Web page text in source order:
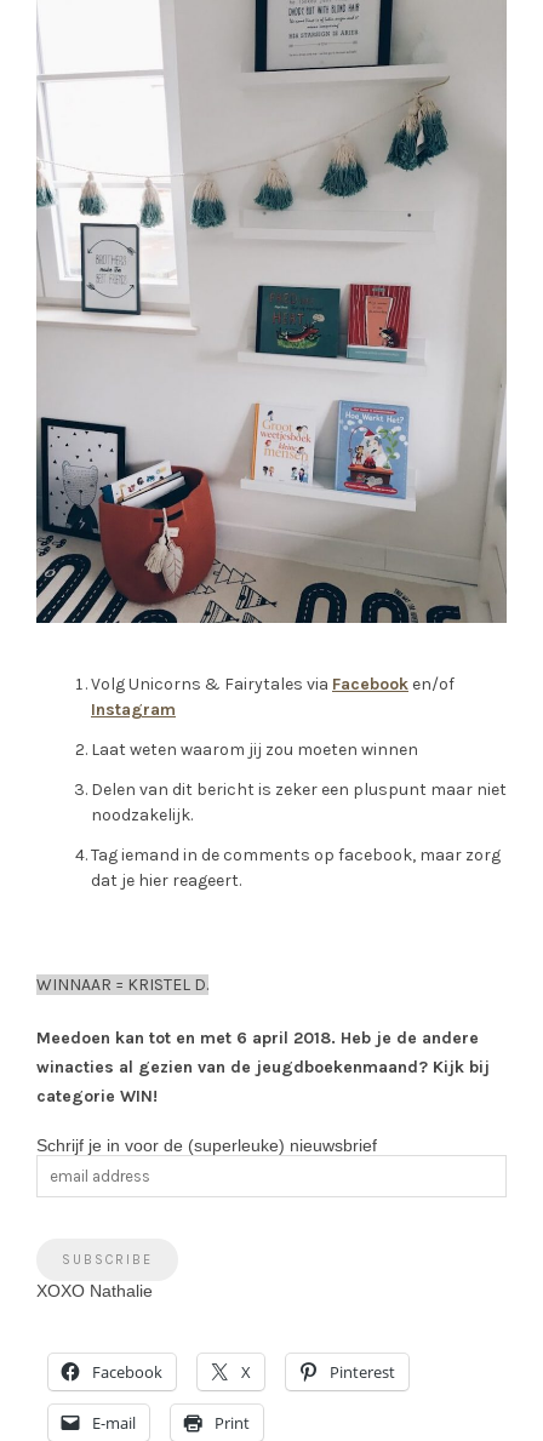
Volg Unicorns & Fairytales via Facebook en/of
Instagram
Laat weten waarom jij zou moeten winnen
Delen van dit bericht is zeker een pluspunt maar niet
noodzakelijk.
Tag iemand in de comments op facebook, maar zorg
dat je hier reageert.
WINNAAR = KRISTEL D.
Meedoen kan tot en met 6 april 2018. Heb je de andere
winacties al gezien van de jeugdboekenmaand? Kijk bij
categorie WIN!
Schrijf je in voor de (superleuke) nieuwsbrief
XOXO Nathalie
Facebook X Pinterest
E-mail Print